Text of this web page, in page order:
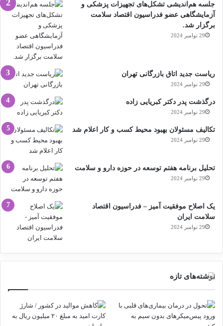
جلسه هم‌اندیشی تشکل‌های تجهیزات پزشکی و
آزمایشگاهی عضو فدراسیون اقتصاد سلامت
برگزار شد.
29 نوامبر 2024
ریاست جدید اتاق بازرگانی تهران
29 نوامبر 2024
درگذشت پدر دکتر کبریایی زاده
29 نوامبر 2024
تکالیف مسئولان بهبود محیط کسب و کار اعلام شد
29 نوامبر 2024
تحلیل برنامه هفتم توسعه در حوزه دارو و سلامت
29 نوامبر 2024
یک اصلاح موفقیت آمیز – فدراسیون اقتصاد
سلامت ایران
29 نوامبر 2024
نوشته‌های تازه